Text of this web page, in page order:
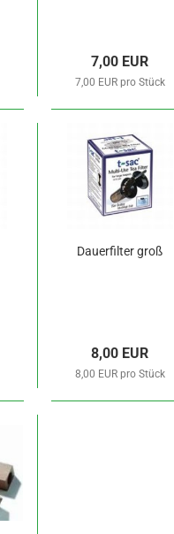
7,00 EUR
7,00 EUR pro Stück
Dauerfilter groß
8,00 EUR
8,00 EUR pro Stück